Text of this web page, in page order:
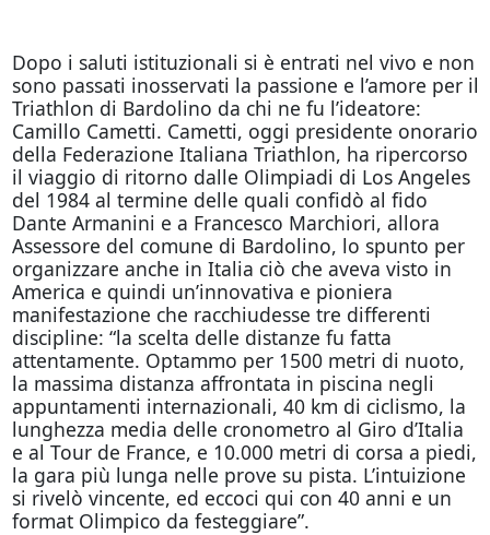
Dopo i saluti istituzionali si è entrati nel vivo e non
sono passati inosservati la passione e l’amore per il
Triathlon di Bardolino da chi ne fu l’ideatore:
Camillo Cametti. Cametti, oggi presidente onorario
della Federazione Italiana Triathlon, ha ripercorso
il viaggio di ritorno dalle Olimpiadi di Los Angeles
del 1984 al termine delle quali confidò al fido
Dante Armanini e a Francesco Marchiori, allora
Assessore del comune di Bardolino, lo spunto per
organizzare anche in Italia ciò che aveva visto in
America e quindi un’innovativa e pioniera
manifestazione che racchiudesse tre differenti
discipline: “la scelta delle distanze fu fatta
attentamente. Optammo per 1500 metri di nuoto,
la massima distanza affrontata in piscina negli
appuntamenti internazionali, 40 km di ciclismo, la
lunghezza media delle cronometro al Giro d’Italia
e al Tour de France, e 10.000 metri di corsa a piedi,
la gara più lunga nelle prove su pista. L’intuizione
si rivelò vincente, ed eccoci qui con 40 anni e un
format Olimpico da festeggiare”.